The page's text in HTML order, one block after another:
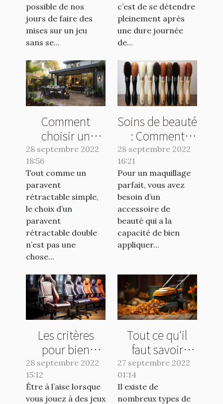
possible de nos
jours de faire des
mises sur un jeu
sans se...
c’est de se détendre
pleinement après
une dure journée
de...
Comment
choisir un
paravent
rétractable
double ?
28 septembre 2022
18:56
Tout comme un
paravent
rétractable simple,
le choix d’un
paravent
rétractable double
n’est pas une
chose...
Soins de beauté
: Comment
utiliser un
pinceau en
poils naturels ?
28 septembre 2022
16:21
Pour un maquillage
parfait, vous avez
besoin d’un
accessoire de
beauté qui a la
capacité de bien
appliquer...
Les critères
pour bien
choisir une
chaise pour
gamer
28 septembre 2022
15:12
Être à l’aise lorsque
vous jouez à des jeux
Tout ce qu'il
faut savoir
avant l'achat
d'un balai
aspirateur
27 septembre 2022
01:14
Il existe de
nombreux types de